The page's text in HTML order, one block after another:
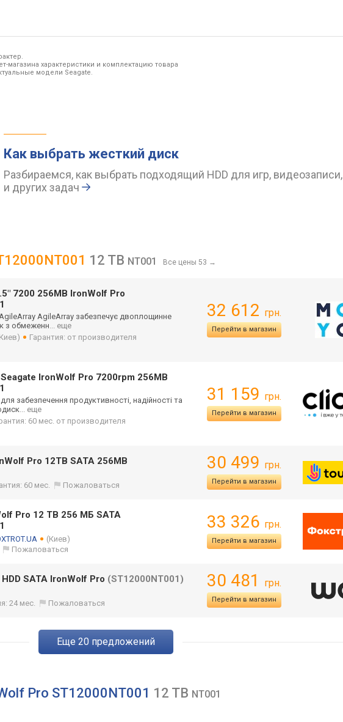
магазина характеристики и комплектацию товара
модели Seagate.
Как выбрать жесткий диск
Разбираемся, как выбрать подходящий HDD для игр,
и других задач
12 TB NT001 Все цены 53 →
7200 256MB IronWolf Pro
AgileArray забезпечує двоплощинне
з обмеженн... еще
Гарантия: от производителя
32 612 грн.
Перейти в магазин
IronWolf Pro 7200rpm 256MB
забезпечення продуктивності, надійності та
... еще
60 мес. от производителя
31 159 грн.
Перейти в магазин
Pro 12TB SATA 256MB
60 мес. Пожаловаться
30 499 грн.
Перейти в магазин
Pro 12 TB 256 МБ SATA
(Киев)
Пожаловаться
33 326 грн.
Перейти в магазин
SATA IronWolf Pro (ST12000NT001)
24 мес. Пожаловаться
30 481 грн.
Перейти в магазин
eще 20предложений
Pro ST12000NT001 12 TB NT001